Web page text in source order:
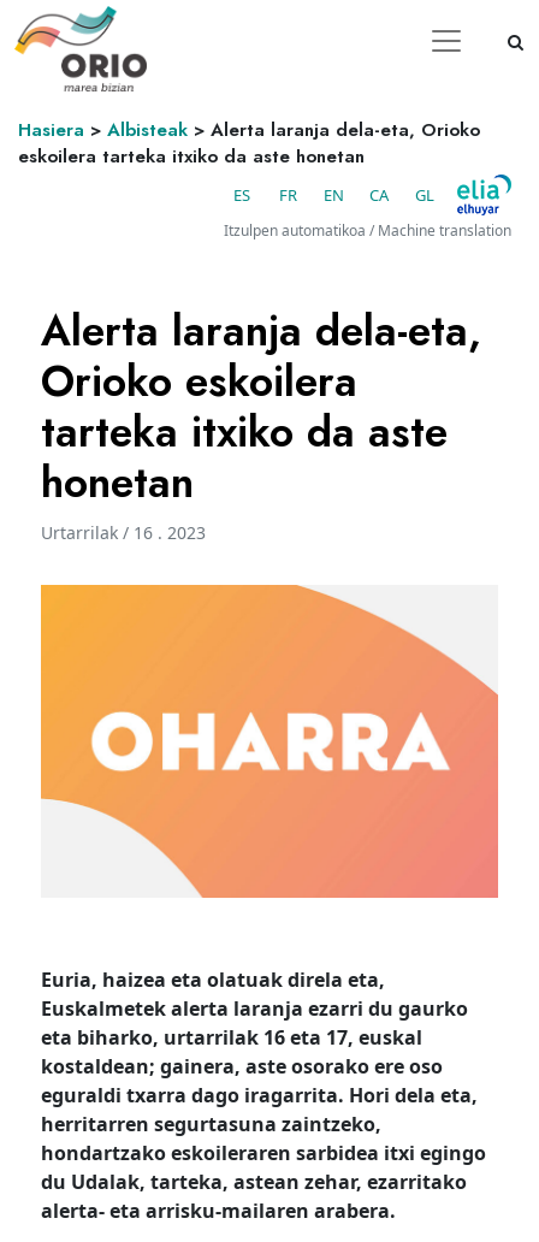
Hasiera > Albisteak > Alerta laranja dela-eta, Orioko
eskoilera tarteka itxiko da aste honetan
ES FR EN CA GL
Itzulpen automatikoa / Machine translation
Alerta laranja dela-eta,
Orioko eskoilera
tarteka itxiko da aste
honetan
Urtarrilak / 16 . 2023
Euria, haizea eta olatuak direla eta,
Euskalmetek alerta laranja ezarri du gaurko
eta biharko, urtarrilak 16 eta 17, euskal
kostaldean; gainera, aste osorako ere oso
eguraldi txarra dago iragarrita. Hori dela eta,
herritarren segurtasuna zaintzeko,
hondartzako eskoileraren sarbidea itxi egingo
du Udalak, tarteka, astean zehar, ezarritako
alerta- eta arrisku-mailaren arabera.